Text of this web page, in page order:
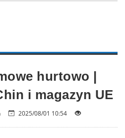
hurtowo |
i magazyn UE
2025/08/01 10:54